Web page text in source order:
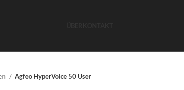
Agfeo HyperVoice 50 User